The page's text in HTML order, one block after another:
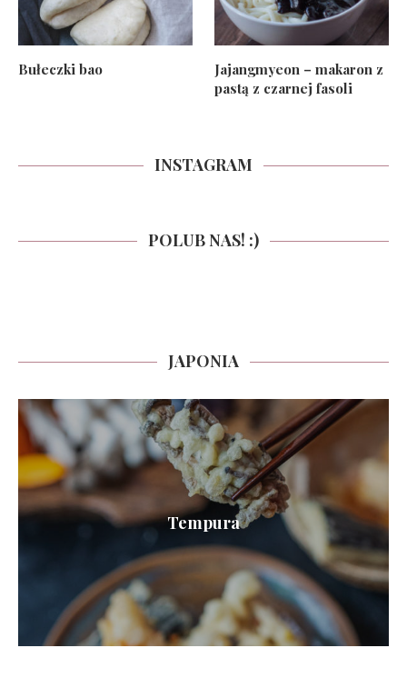
Bułeczki bao
Jajangmyeon – makaron z
pastą z czarnej fasoli
INSTAGRAM
POLUB NAS! :)
JAPONIA
Tempura